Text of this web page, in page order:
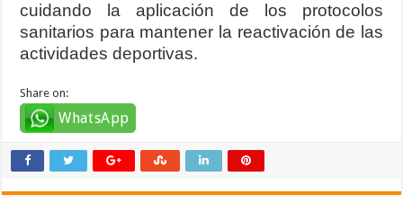
cuidando la aplicación de los protocolos
sanitarios para mantener la reactivación de las
actividades deportivas.
Share on:
WhatsApp